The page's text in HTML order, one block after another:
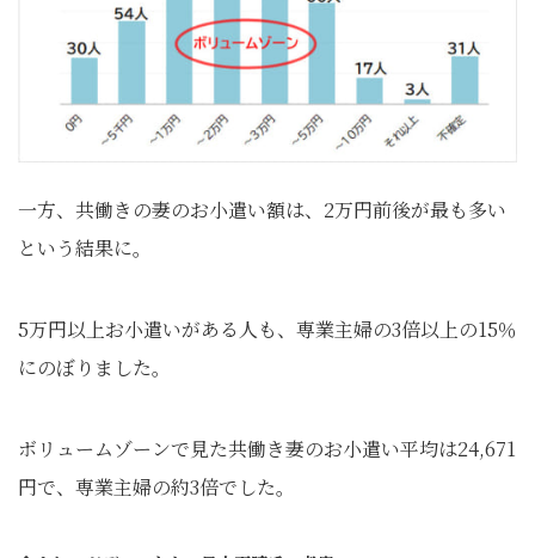
一方、共働きの妻のお小遣い額は、2万円前後が最も多い
という結果に。
5万円以上お小遣いがある人も、専業主婦の3倍以上の15％
にのぼりました。
ボリュームゾーンで見た共働き妻のお小遣い平均は24,671
円で、専業主婦の約3倍でした。